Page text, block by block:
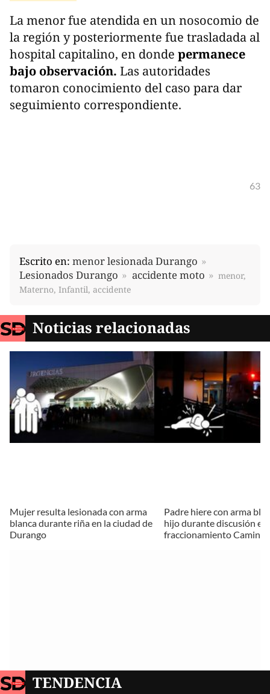
La menor fue atendida en un nosocomio de
la región y posteriormente fue trasladada al
hospital capitalino, en donde permanece
bajo observación. Las autoridades
tomaron conocimiento del caso para dar
seguimiento correspondiente.
63
Escrito en: menor lesionada Durango
Lesionados Durango
accidente moto
menor,
Materno, Infantil, accidente
Noticias relacionadas
Mujer resulta lesionada con arma
blanca durante riña en la ciudad de
Durango
Padre hiere con arma
hijo durante discusión en
fraccionamiento
TENDENCIA